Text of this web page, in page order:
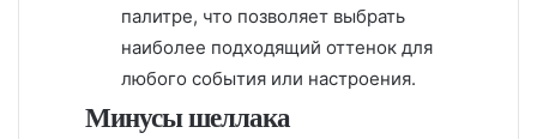
палитре, что позволяет выбрать
наиболее подходящий оттенок для
любого события или настроения.
Минусы шеллака